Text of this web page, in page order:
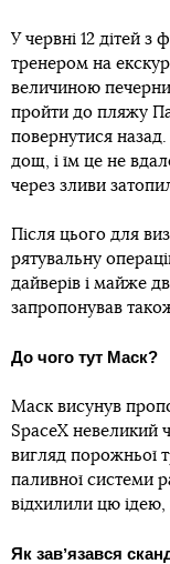
У червні 12 дітей
тренером на
величиною
пройти до пляжу
повернутися назад.
дощ, і їм це не
через зливи
Після цього для
рятувальну
дайверів і майже
запропонував
До чого тут Маск?
Маск висунув
SpaceX невеликий
вигляд порожньої
паливної системи
відхилили цю ідею,
Як завʼязався